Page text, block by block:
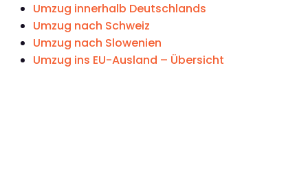
Umzug innerhalb Deutschlands
Umzug nach Schweiz
Umzug nach Slowenien
Umzug ins EU-Ausland – Übersicht